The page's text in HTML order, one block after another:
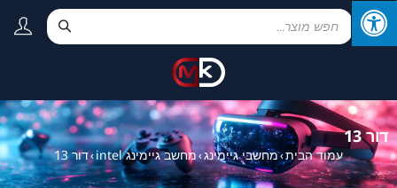
דור 13
עמוד הבית›מחשבי גיימינג›מחשב גיימינג intel ›דור 13